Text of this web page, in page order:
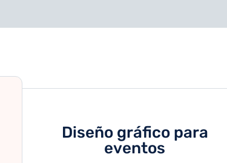
Diseño gráfico para
eventos